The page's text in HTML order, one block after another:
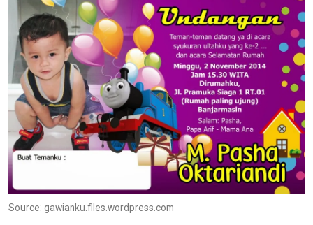
Source: gawianku.files.wordpress.com